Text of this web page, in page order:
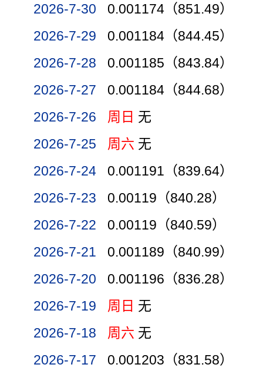
2026-7-30
0.001174（851.49）
2026-7-29
0.001184（844.45）
2026-7-28
0.001185（843.84）
2026-7-27
0.001184（844.68）
2026-7-26
周日 无
2026-7-25
周六 无
2026-7-24
0.001191（839.64）
2026-7-23
0.00119（840.28）
2026-7-22
0.00119（840.59）
2026-7-21
0.001189（840.99）
2026-7-20
0.001196（836.28）
2026-7-19
周日 无
2026-7-18
周六 无
2026-7-17
0.001203（831.58）